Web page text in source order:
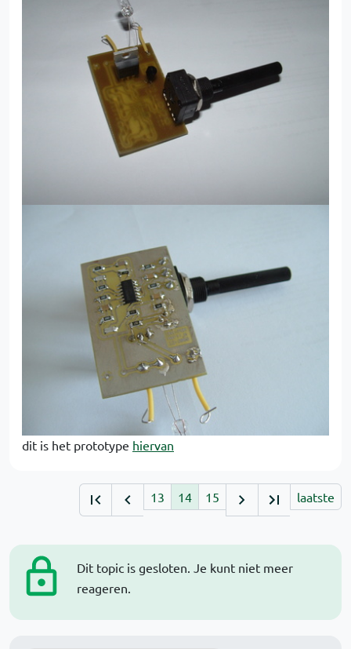
Dit topic is gesloten. Je kunt niet meer
reageren.
dit is het prototype hiervan
13 14 15 laatste